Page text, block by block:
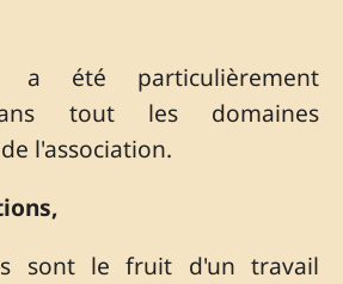
a été particulièrement
tout les domaines
l'association.
sont le fruit d'un travail